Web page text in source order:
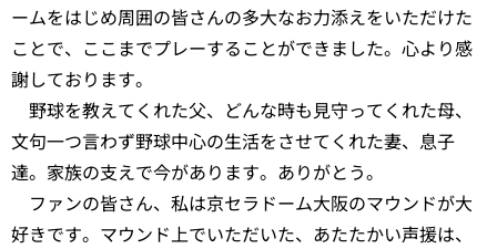
ームをはじめ周囲の皆さんの多大なお力添えをいただけた
ことで、ここまでプレーすることができました。心より感
謝しております。
野球を教えてくれた父、どんな時も見守ってくれた母、
文句一つ言わず野球中心の生活をさせてくれた妻、息子
達。家族の支えで今があります。ありがとう。
ファンの皆さん、私は京セラドーム大阪のマウンドが大
好きです。マウンド上でいただいた、あたたかい声援は、